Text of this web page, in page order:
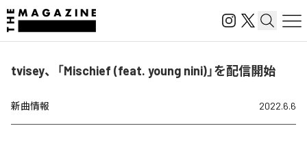
tvisey、「Mischief (feat. young nini)」を配信開始
新曲情報 2022.6.6